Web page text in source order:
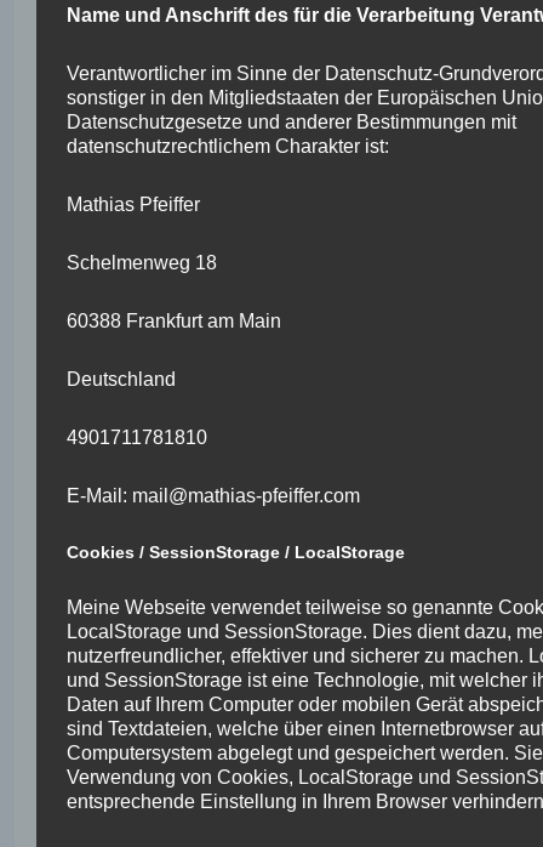
gewährte Recht, die unverzügliche
Berichtigung sie betreffender unrichtiger
Ferner steht der betroffenen Person das
Recht zu, unter Berücksichtigung der
Zwecke der Verarbeitung, die
Vervollständigung unvollständiger
mittels einer ergänzenden Erklärung —
kann sie sich hierzu jederzeit an einen
Verantwortlichen wenden.
d) Recht auf Löschung (Recht auf
personenbezogener Daten betroffene
Person hat das vom Europäischen
gewährte Recht, von dem
Verantwortlichen zu verlangen, dass die
sie betreffenden personenbezogenen
Daten unverzüglich gelöscht werden,
sofern einer der folgenden Gründe
zutrifft und soweit die Verarbeitung nicht
erforderlich ist:
Name und Anschrift des für die Verarbeitung
Verantwortlicher im Sinne der Datenschutz-
sonstiger in den Mitgliedstaaten der Europäischen
Datenschutzgesetze und anderer Bestimmungen mit
datenschutzrechtlichem Charakter ist:
Mathias Pfeiffer
Schelmenweg 18
60388 Frankfurt am Main
Deutschland
4901711781810
E-Mail: mail@mathias-pfeiffer.com
Cookies / SessionStorage / LocalStorage
Meine Webseite verwendet teilweise so genannte
LocalStorage und SessionStorage. Dies dient dazu,
nutzerfreundlicher, effektiver und sicherer zu machen.
und SessionStorage ist eine Technologie, mit welcher
Daten auf Ihrem Computer oder mobilen Gerät
sind Textdateien, welche über einen Internetbrowser
Computersystem abgelegt und gespeichert werden.
Verwendung von Cookies, LocalStorage und
entsprechende Einstellung in Ihrem Browser